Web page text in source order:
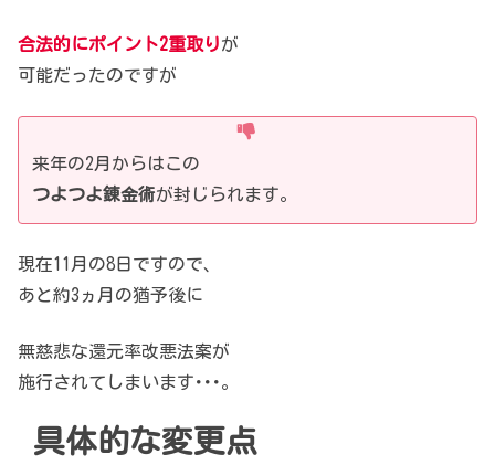
合法的にポイント2重取りが
可能だったのですが
来年の2月からはこの
つよつよ錬金術が封じられます。
現在11月の8日ですので、
あと約3ヵ月の猶予後に
無慈悲な還元率改悪法案が
施行されてしまいます･･･。
具体的な変更点